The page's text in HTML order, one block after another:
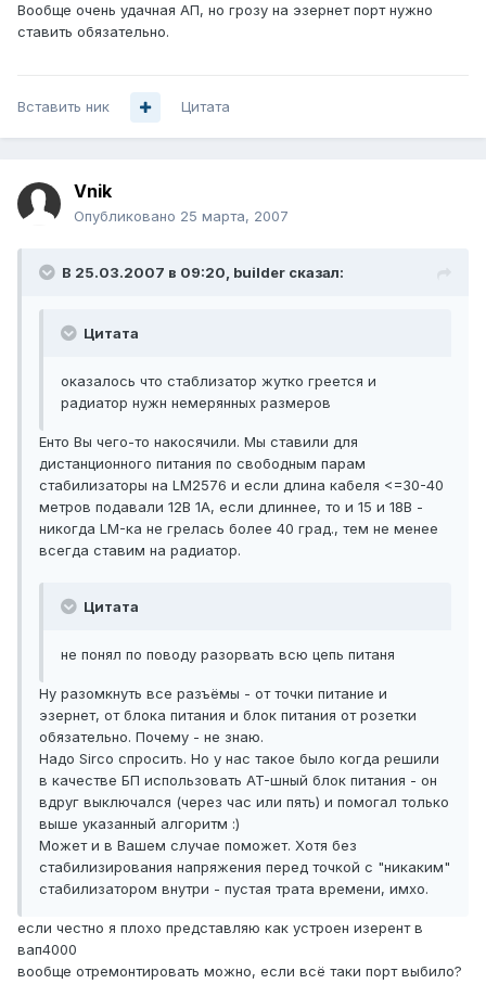
Вообще очень удачная АП, но грозу на эзернет порт нужно
ставить обязательно.
Вставить ник Цитата
Vnik
Опубликовано 25 марта, 2007
В 25.03.2007 в 09:20, builder сказал:
Цитата
оказалось что стаблизатор жутко греется и
радиатор нужн немерянных размеров
Енто Вы чего-то накосячили. Мы ставили для
дистанционного питания по свободным парам
стабилизаторы на LM2576 и если длина кабеля <=30-40
метров подавали 12В 1А, если длиннее, то и 15 и 18В -
никогда LM-ка не грелась более 40 град., тем не менее
всегда ставим на радиатор.
Цитата
не понял по поводу разорвать всю цепь питаня
Ну разомкнуть все разъёмы - от точки питание и
эзернет, от блока питания и блок питания от розетки
обязательно. Почему - не знаю.
Надо Sirco спросить. Но у нас такое было когда решили
в качестве БП использовать AT-шный блок питания - он
вдруг выключался (через час или пять) и помогал только
выше указанный алгоритм :)
Может и в Вашем случае поможет. Хотя без
стабилизирования напряжения перед точкой с "никаким"
стабилизатором внутри - пустая трата времени, имхо.
если честно я плохо представляю как устроен изерент в
вап4000
вообще отремонтировать можно, если всё таки порт выбило?